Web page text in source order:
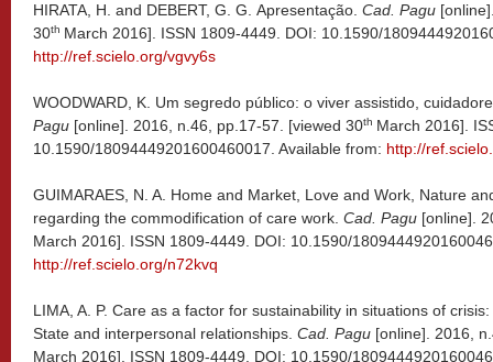
HIRATA, H. and DEBERT, G. G. Apresentação. Cad. Pagu
30th March 2016]. ISSN 1809-4449. DOI: 10.1590/
http://ref.scielo.org/vgvy6s
WOODWARD, K. Um segredo público: o viver assistido,
Pagu [online]. 2016, n.46, pp.17-57. [viewed 30th March 2016].
10.1590/18094449201600460017. Available from: http://
GUIMARAES, N. A. Home and Market, Love and Work, Nature
regarding the commodification of care work. Cad. Pagu [online].
March 2016]. ISSN 1809-4449. DOI: 10.1590/
http://ref.scielo.org/n72kvq
LIMA, A. P. Care as a factor for sustainability in situations of
State and interpersonal relationships. Cad. Pagu [online]. 2016,
March 2016]. ISSN 1809-4449. DOI: 10.1590/